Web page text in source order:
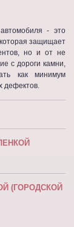
- это
защищает
но и от не
с дороги камни,
как минимум
дефектов.
(ГОРОДСКОЙ